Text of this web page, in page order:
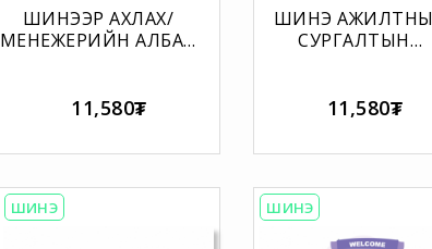
ШИНЭЭР АХЛАХ/
МЕНЕЖЕРИЙН АЛБАН
ХҮМҮҮСТ ЗОРИУЛСАН
ХӨТӨЛБӨР
11,580₮
ШИНЭ АЖИЛТНЫ
СУРГАЛТЫН
ГАРЫН АВЛАГА
11,580₮
ШИНЭ ШИНЭ